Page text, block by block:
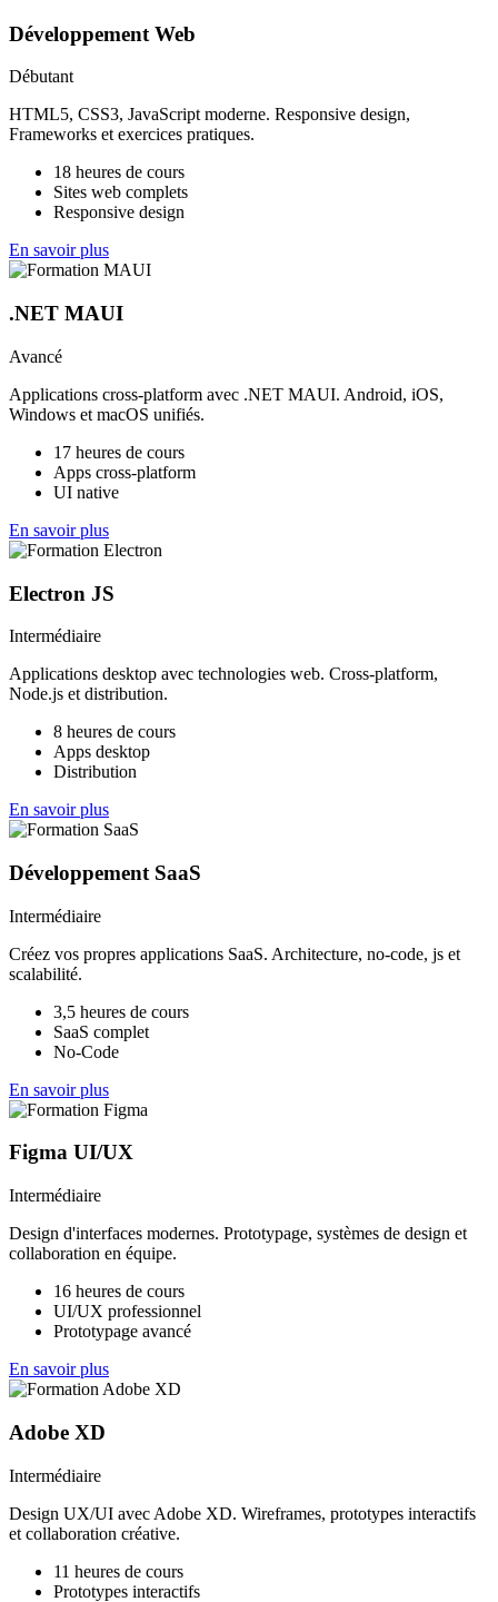
Développement Web
Débutant
HTML5, CSS3, JavaScript moderne. Responsive design,
Frameworks et exercices pratiques.
18 heures de cours
Sites web complets
Responsive design
En savoir plus
.NET MAUI
Avancé
Applications cross-platform avec .NET MAUI. Android, iOS,
Windows et macOS unifiés.
17 heures de cours
Apps cross-platform
UI native
En savoir plus
Electron JS
Intermédiaire
Applications desktop avec technologies web. Cross-platform,
Node.js et distribution.
8 heures de cours
Apps desktop
Distribution
En savoir plus
Développement SaaS
Intermédiaire
Créez vos propres applications SaaS. Architecture, no-code, js et
scalabilité.
3,5 heures de cours
SaaS complet
No-Code
En savoir plus
Figma UI/UX
Intermédiaire
Design d'interfaces modernes. Prototypage, systèmes de design et
collaboration en équipe.
16 heures de cours
UI/UX professionnel
Prototypage avancé
En savoir plus
Adobe XD
Intermédiaire
Design UX/UI avec Adobe XD. Wireframes, prototypes interactifs
et collaboration créative.
11 heures de cours
Prototypes interactifs